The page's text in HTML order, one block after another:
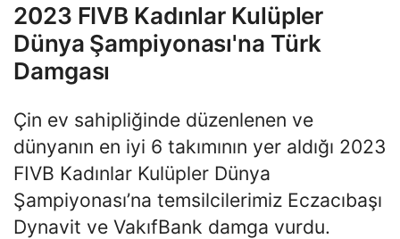
2023 FIVB Kadınlar Kulüpler
Dünya Şampiyonası'na Türk
Damgası
Çin ev sahipliğinde düzenlenen ve
dünyanın en iyi 6 takımının yer aldığı 2023
FIVB Kadınlar Kulüpler Dünya
Şampiyonası’na temsilcilerimiz Eczacıbaşı
Dynavit ve VakıfBank damga vurdu.